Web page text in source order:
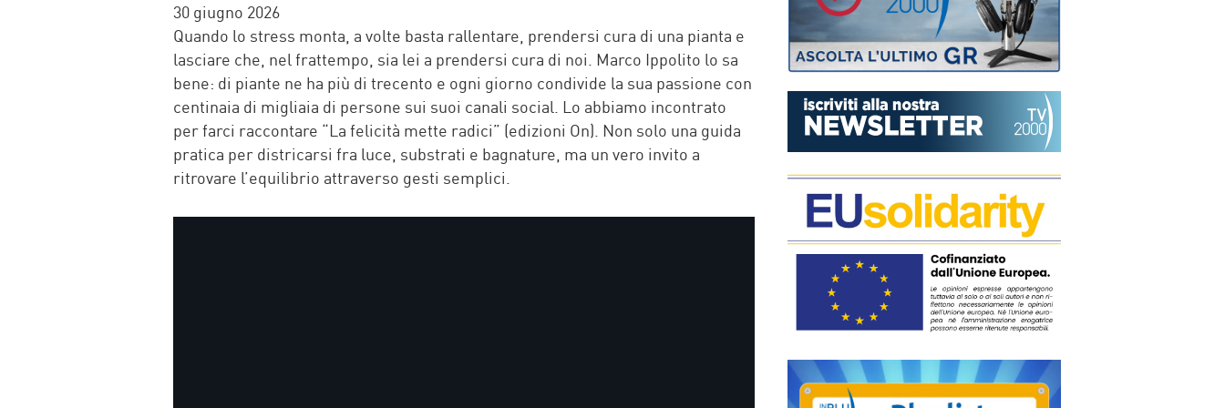
FACEBOOK
TWITTER
30 giugno 2026
Quando lo stress monta, a volte basta rallentare, prendersi cura di una pianta e
lasciare che, nel frattempo, sia lei a prendersi cura di noi. Marco Ippolito lo sa
bene: di piante ne ha più di trecento e ogni giorno condivide la sua passione con
centinaia di migliaia di persone sui suoi canali social. Lo abbiamo incontrato
per farci raccontare “La felicità mette radici” (edizioni On). Non solo una guida
pratica per districarsi fra luce, substrati e bagnature, ma un vero invito a
ritrovare l’equilibrio attraverso gesti semplici.